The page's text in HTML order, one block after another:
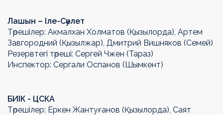
Лашын – Іле-Сәулет
Төрешілер: Акмалхан Холматов (Қызылорда), Артем
Завгородний (Қызылжар), Дмитрий Вишняков (Семей)
Резервтегі төреші: Сергей Чжен (Тараз)
Инспектор: Сергали Оспанов (Шымкент)
БИIК - ЦСКА
Төрешілер: Еркен Жантуғанов (Қызылорда), Саят